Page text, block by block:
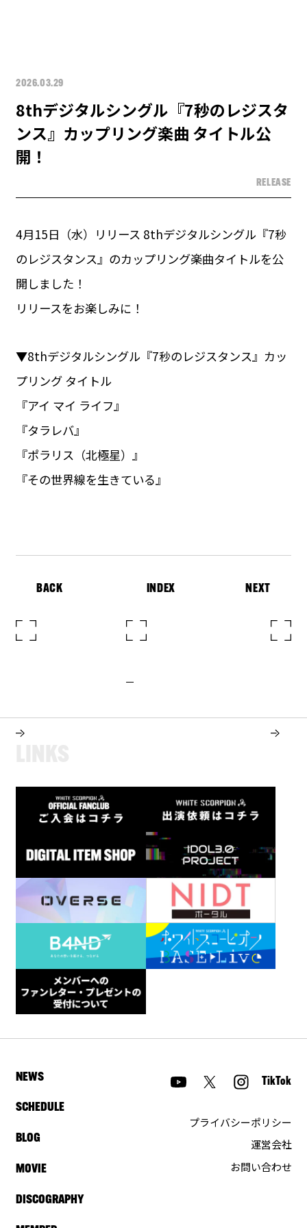
2026.03.29
8thデジタルシングル『7秒のレジスタ
ンス』カップリング楽曲 タイトル公
開！
RELEASE
4月15日（水）リリース 8thデジタルシングル『7秒
のレジスタンス』のカップリング楽曲タイトルを公
開しました！
リリースをお楽しみに！
▼8thデジタルシングル『7秒のレジスタンス』カッ
プリング タイトル
『アイ マイ ライフ』
『タラレバ』
『ポラリス（北極星）』
『その世界線を生きている』
BACK INDEX NEXT
NEWS
SCHEDULE
BLOG
MOVIE
DISCOGRAPHY
TikTok
プライバシーポリシー
運営会社
お問い合わせ